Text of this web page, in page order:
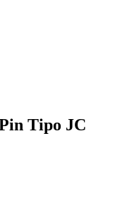
Tipo JC